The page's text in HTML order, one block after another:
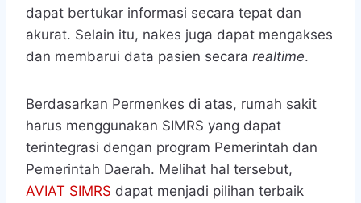
dapat bertukar informasi secara tepat dan
akurat. Selain itu, nakes juga dapat mengakses
dan membarui data pasien secara realtime.
Berdasarkan Permenkes di atas, rumah sakit
harus menggunakan SIMRS yang dapat
terintegrasi dengan program Pemerintah dan
Pemerintah Daerah. Melihat hal tersebut,
AVIAT SIMRS dapat menjadi pilihan terbaik